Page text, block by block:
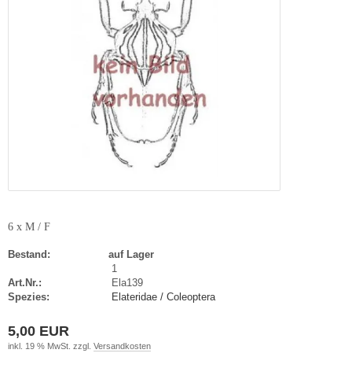
6 x M / F
Bestand:
auf Lager
1
Art.Nr.:
Ela139
Spezies:
Elateridae / Coleoptera
5,00 EUR
inkl. 19 % MwSt. zzgl. Versandkosten